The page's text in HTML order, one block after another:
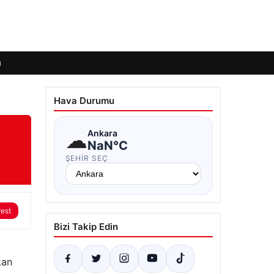
Hava Durumu
☁Ankara
NaN°C
ŞEHIR SEÇ
Bizi Takip Edin